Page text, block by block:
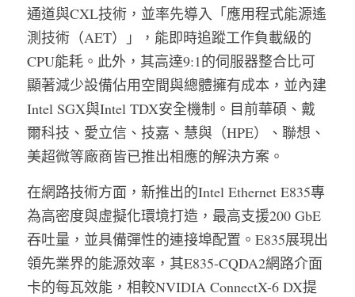
通道與CXL技術，並率先導入「應用程式能源遙
測技術（AET）」，能即時追蹤工作負載級的
CPU能耗。此外，其高達9:1的伺服器整合比可
顯著減少設備佔用空間與總體擁有成本，並內建
Intel SGX與Intel TDX安全機制。目前華碩、戴
爾科技、愛立信、技嘉、慧與（HPE）、聯想、
美超微等廠商皆已推出相應的解決方案。
在網路技術方面，新推出的Intel Ethernet E835專
為高密度與虛擬化環境打造，最高支援200 GbE
吞吐量，並具備彈性的連接埠配置。E835展現出
領先業界的能源效率，其E835-CQDA2網路介面
卡的每瓦效能，相較NVIDIA ConnectX-6 DX提